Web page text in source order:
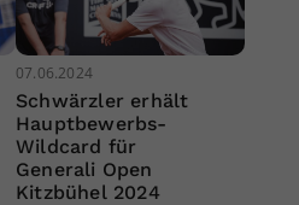
07.06.2024
Schwärzler erhält
Hauptbewerbs-
Wildcard für
Generali Open
Kitzbühel 2024